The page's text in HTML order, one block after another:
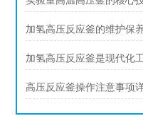
加氢高压反应釜的维护保
加氢高压反应釜是现代化
高压反应釜操作注意事项